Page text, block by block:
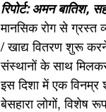
रिपोर्ट: अमन बातिश,
मानसिक रोग से ग्रस्त
/ खाद्य वितरण शुरू
संस्थानों के साथ
इस दिशा में एक
बेसहारा लोगों, विशेष